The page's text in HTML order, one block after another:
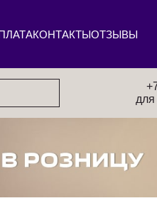
КОНТАКТЫОТЗЫВЫ